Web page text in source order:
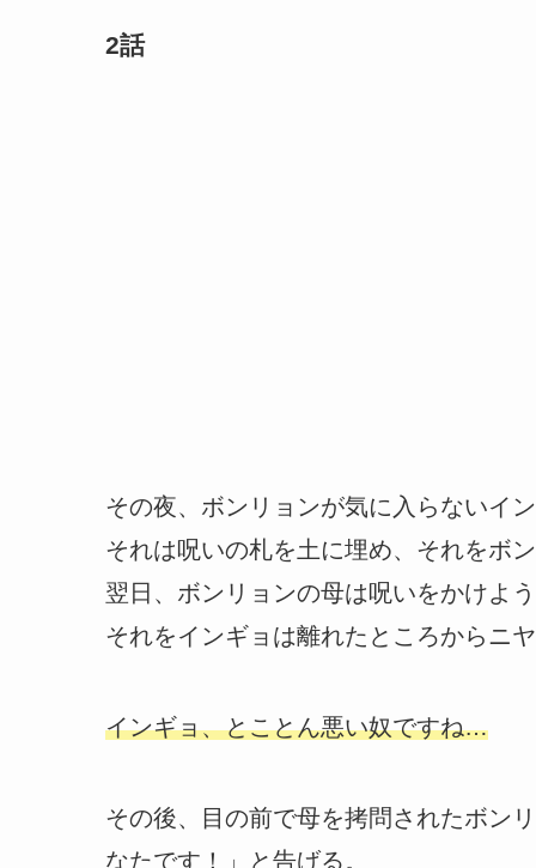
2話
その夜、ボンリョンが気に入らないイ
それは呪いの札を土に埋め、それをボ
翌日、ボンリョンの母は呪いをかけよ
それをインギョは離れたところからニ
インギョ、とことん悪い奴ですね…
その後、目の前で母を拷問されたボン
なたです！」と告げる。